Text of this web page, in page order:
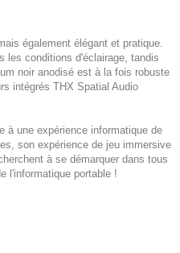
également élégant et pratique.
les conditions d'éclairage, tandis
noir anodisé est à la fois robuste
intégrés THX Spatial Audio
à une expérience informatique de
son expérience de jeu immersive
à se démarquer dans tous
l'informatique portable !